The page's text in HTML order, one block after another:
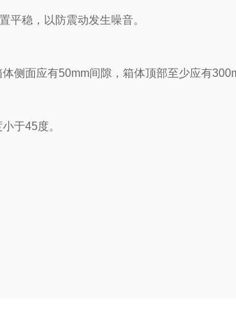
稳，以防震动发生噪音。
面应有50mm间隙，箱体顶部至少应有
于45度。